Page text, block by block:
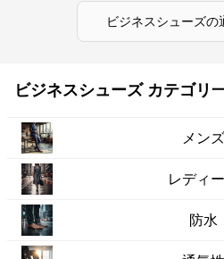
ビジネスシューズの
ビジネスシューズ カテゴリ
メンズ
レディ
防水